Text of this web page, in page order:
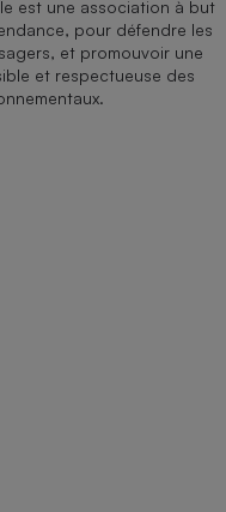
est une association à but
pour défendre les
et promouvoir une
et respectueuse des